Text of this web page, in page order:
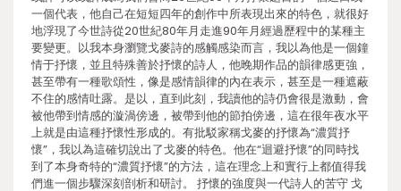
一個代表，他自己在短短四年的創作中所表現出來的特色，就很好
地浮現了今世詩從20世紀80年月走進90年月經過歷程中的某種主
要變更。以我本身瀏覽戈麥詩的感觸感染而言，我以為他是一個鐘
情于抒懷，並且特殊善於抒懷的詩人，他晚期作品的韻律感更強，
甚至帶有一種歌頌性，像是感情韻律的內在表示，甚至是一種遮蔽
不住的感情吐露。是以，直到此刻，我讀他的詩仍會很是激動，會
被他帶到情感的漩渦傍邊，被帶到他的節拍傍邊，這在很年夜水平
上就是由這種抒懷性形成的。有批駁家稱戈麥的抒懷為“濃質抒
懷”，我以為這確切說出了戈麥的特色。他在“迴避抒懷”的同時找
到了本身奇特的“濃質抒懷”的方法，這在理念上和實行上都值得我
們進一個步驟深刻剖析和研討。 抒懷的強度與一代詩人的苦守 戈